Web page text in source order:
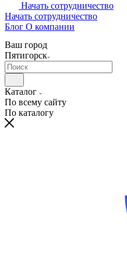
Начать сотрудничество
Начать сотрудничество
Блог О компании
Ваш город
Пятигорск
Каталог
По всему сайту
По каталогу